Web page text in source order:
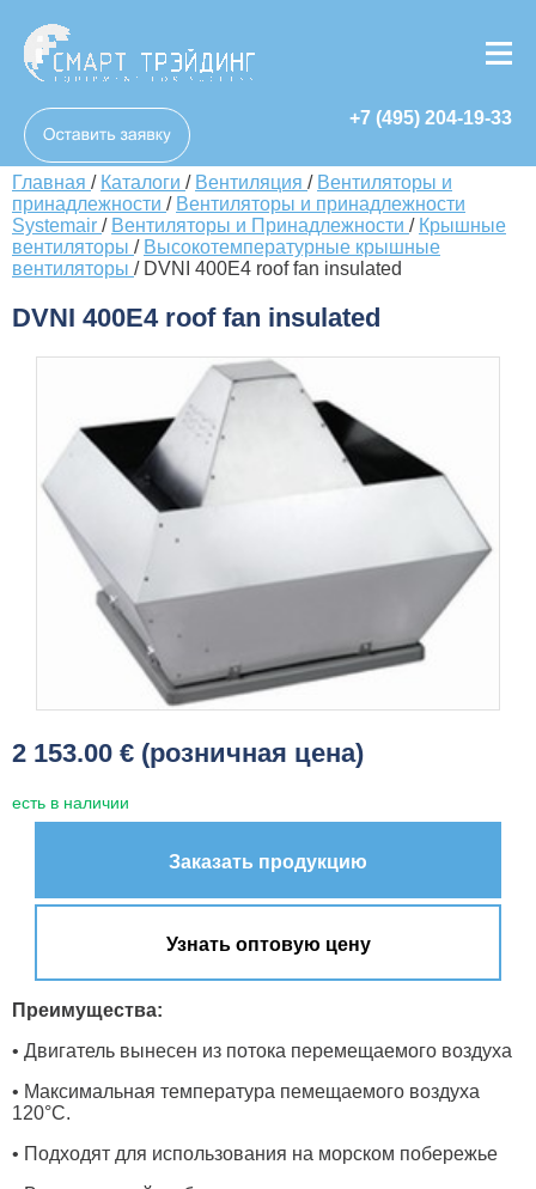
+7 (495) 204-19-33
Главная / Каталоги / Вентиляция / Вентиляторы и
принадлежности / Вентиляторы и принадлежности
Systemair / Вентиляторы и Принадлежности / Крышные
вентиляторы / Высокотемпературные крышные
вентиляторы / DVNI 400E4 roof fan insulated
DVNI 400E4 roof fan insulated
2 153.00 € (розничная цена)
есть в наличии
Заказать продукцию
Узнать оптовую цену
Преимущества:
• Двигатель вынесен из потока перемещаемого воздуха
• Максимальная температура пемещаемого воздуха
120°C.
• Подходят для использования на морском побережье